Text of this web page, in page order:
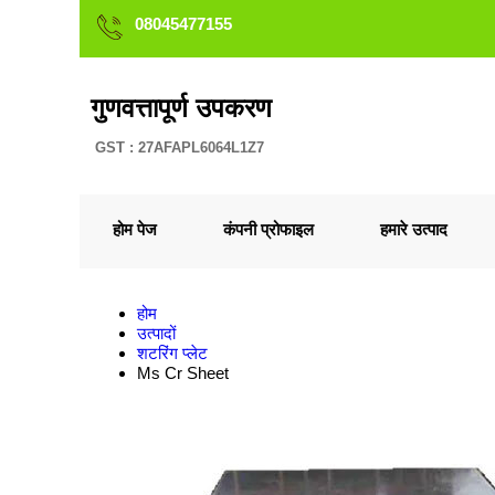
08045477155
गुणवत्तापूर्ण उपकरण
GST : 27AFAPL6064L1Z7
होम पेज कंपनी प्रोफाइल हमारे उत्पाद
होम
उत्पादों
शटरिंग प्लेट
Ms Cr Sheet